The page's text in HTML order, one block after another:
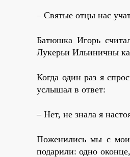
– Святые отцы нас
Батюшка Игорь
Лукерьи Ильиничны
Когда один раз я
услышал в ответ:
– Нет, не знала я
Поженились мы с
подарили: одно